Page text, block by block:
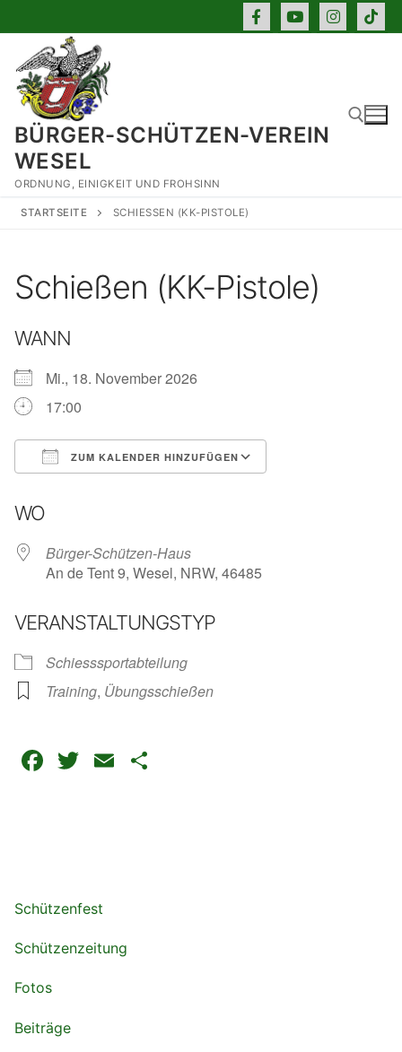
Inhalt
springen
BÜRGER-SCHÜTZEN-VEREIN
WESEL
ORDNUNG, EINIGKEIT UND FROHSINN
Suchen nach:
STARTSEITE SCHIESSEN (KK-PISTOLE)
Schießen (KK-Pistole)
WANN
Mi., 18. November 2026
17:00
ZUM KALENDER HINZUFÜGEN
WO
Bürger-Schützen-Haus
An de Tent 9, Wesel, NRW, 46485
VERANSTALTUNGSTYP
Schiesssportabteilung
Training, Übungsschießen
Facebook
Twitter
Email
Schützenfest
Schützenzeitung
Fotos
Beiträge